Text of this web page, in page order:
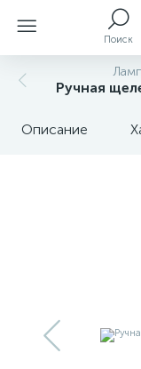
Поиск
Ручная
Описание